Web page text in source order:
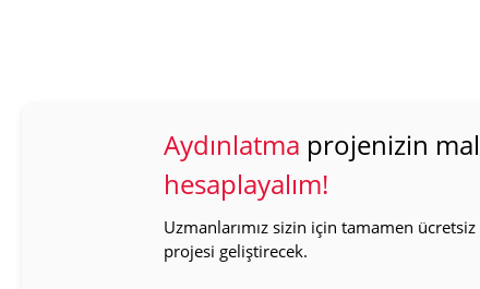
Aydınlatma projenizin
hesaplayalım!
Uzmanlarımız sizin için tamamen
projesi geliştirecek.